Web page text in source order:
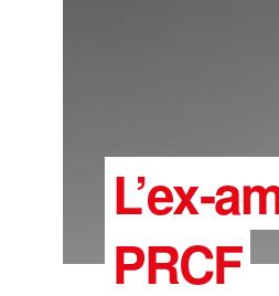
L’ex-
PRCF